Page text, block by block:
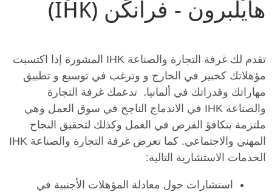
هايلبرون - فرانكن (IHK)
تقدم لك غرفة التجارة والصناعة IHK المشورة إذا اكتسبت
مؤهلاتك كخبير في الخارج و وترغب في توسيع و تطبيق
مهاراتك وقدراتك في ألمانيا. تدعمك غرفة التجارة
والصناعة IHK في الاندماج الناجح في سوق العمل وهي
ملتزمة بتكافؤ الفرص في العمل وكذلك لتحقيق النجاح
المهني والاجتماعي. كما تعرض غرفة التجارة والصناعة IHK
الخدمات الاستشارية التالية:
استشارات حول معادلة المؤهلات الأجنبية في